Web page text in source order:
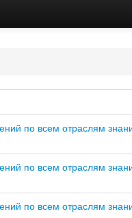
по всем отраслям
по всем отраслям
по всем отраслям